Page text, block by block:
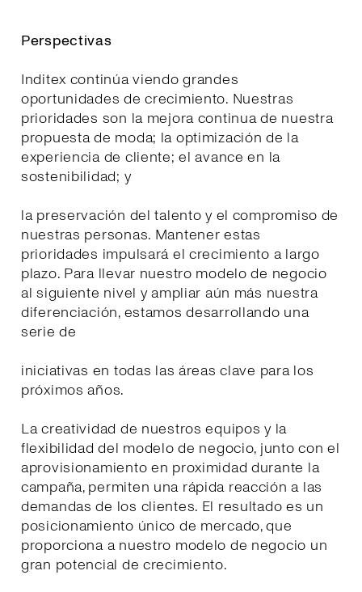
Perspectivas
Inditex continúa viendo grandes
oportunidades de crecimiento. Nuestras
prioridades son la mejora continua de nuestra
propuesta de moda; la optimización de la
experiencia de cliente; el avance en la
sostenibilidad; y
la preservación del talento y el compromiso de
nuestras personas. Mantener estas
prioridades impulsará el crecimiento a largo
plazo. Para llevar nuestro modelo de negocio
al siguiente nivel y ampliar aún más nuestra
diferenciación, estamos desarrollando una
serie de
iniciativas en todas las áreas clave para los
próximos años.
La creatividad de nuestros equipos y la
flexibilidad del modelo de negocio, junto con el
aprovisionamiento en proximidad durante la
campaña, permiten una rápida reacción a las
demandas de los clientes. El resultado es un
posicionamiento único de mercado, que
proporciona a nuestro modelo de negocio un
gran potencial de crecimiento.